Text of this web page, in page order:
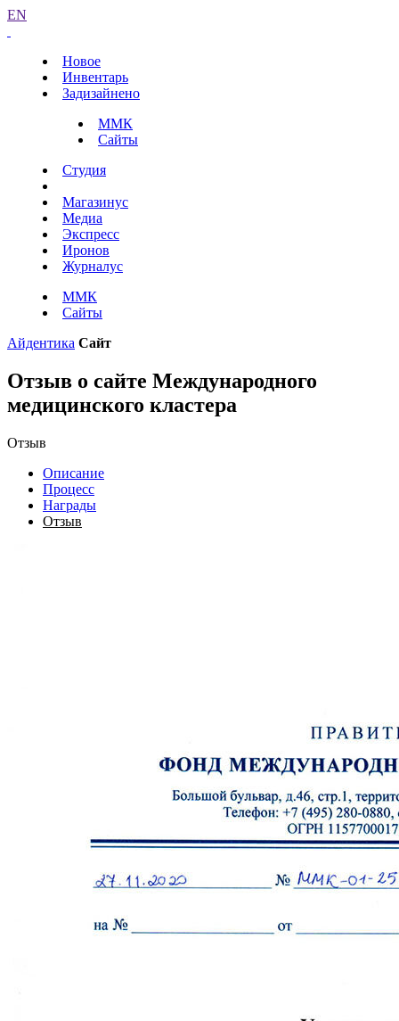
EN
Новое
Инвентарь
Задизайнено
ММК
Сайты
Студия
Магазинус
Медиа
Экспресс
Иронов
Журналус
ММК
Сайты
Айдентика Сайт
Отзыв о сайте Международного
медицинского кластера
Отзыв
Описание
Процесс
Награды
Отзыв